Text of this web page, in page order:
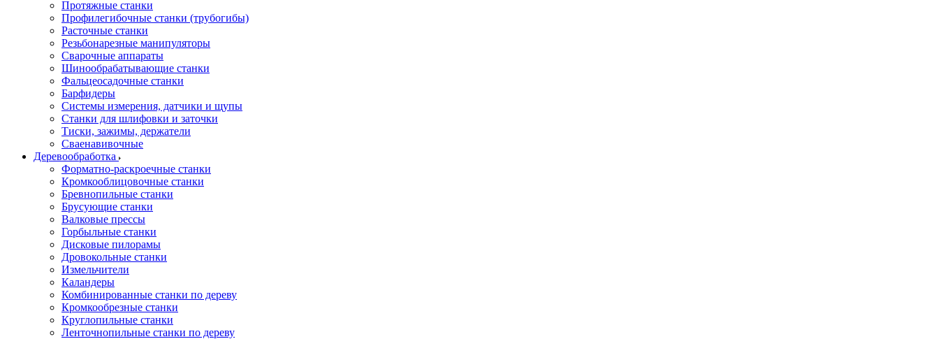
Протяжные станки
Профилегибочные станки (трубогибы)
Расточные станки
Резьбонарезные манипуляторы
Сварочные аппараты
Шинообрабатывающие станки
Фальцеосадочные станки
Барфидеры
Системы измерения, датчики и щупы
Станки для шлифовки и заточки
Тиски, зажимы, держатели
Cваенавивочные
Деревообработка
Форматно-раскроечные станки
Кромкооблицовочные станки
Бревнопильные станки
Брусующие станки
Валковые прессы
Горбыльные станки
Дисковые пилорамы
Дровокольные станки
Измельчители
Каландеры
Комбинированные станки по дереву
Кромкообрезные станки
Круглопильные станки
Ленточнопильные станки по дереву